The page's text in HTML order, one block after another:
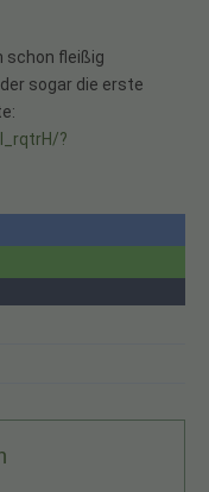
schon fleißig
sogar die erste
?